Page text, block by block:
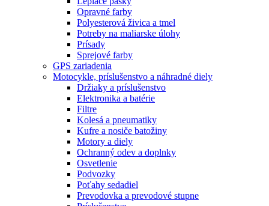
Opravné farby
Polyesterová živica a tmel
Potreby na maliarske úlohy
Prísady
Sprejové farby
GPS zariadenia
Motocykle, príslušenstvo a náhradné diely
Držiaky a príslušenstvo
Elektronika a batérie
Filtre
Kolesá a pneumatiky
Kufre a nosiče batožiny
Motory a diely
Ochranný odev a doplnky
Osvetlenie
Podvozky
Poťahy sedadiel
Prevodovka a prevodové stupne